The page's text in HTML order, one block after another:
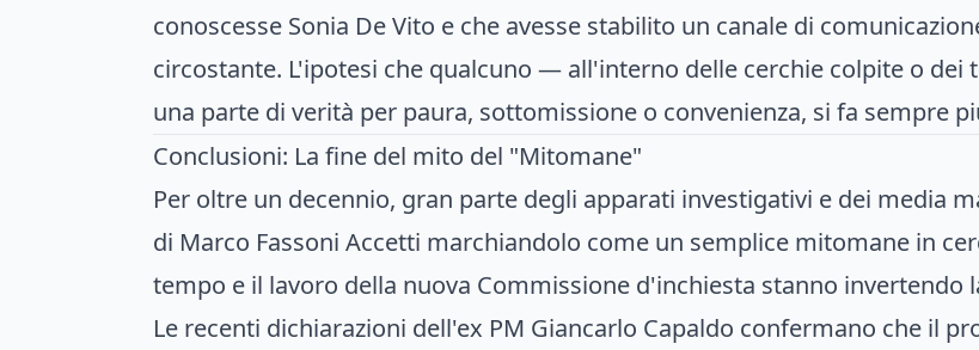
conoscesse Sonia De Vito e che avesse stabilito un canale di
circostante. L'ipotesi che qualcuno — all'interno delle cerchie colpite o
una parte di verità per paura, sottomissione o convenienza, si fa sempre
Conclusioni: La fine del mito del "Mitomane"
Per oltre un decennio, gran parte degli apparati investigativi e dei media
di Marco Fassoni Accetti marchiandolo come un semplice mitomane in
tempo e il lavoro della nuova Commissione d'inchiesta stanno invertendo
Le recenti dichiarazioni dell'ex PM Giancarlo Capaldo confermano che il